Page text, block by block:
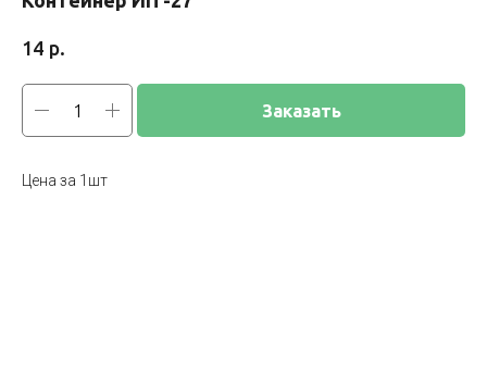
14 р.
Заказать
Цена за 1шт